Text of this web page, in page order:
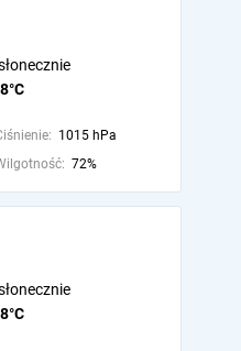
1015 hPa
72%